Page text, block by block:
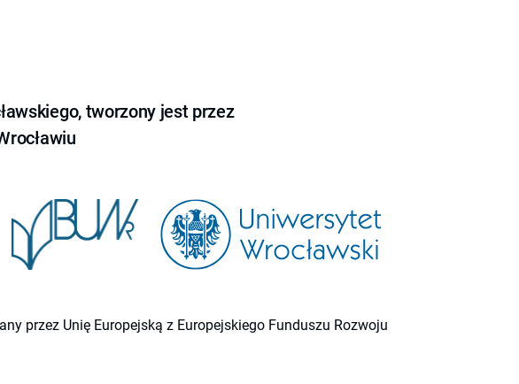
tworzony jest przez
przez Unię Europejską z Europejskiego Funduszu Rozwoju